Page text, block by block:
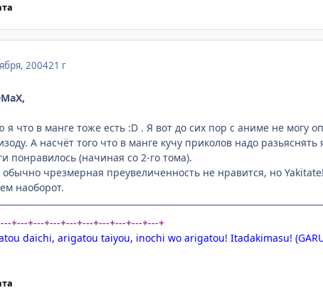
200421 г
я что в манге тоже есть :D . Я вот до сих пор с аниме не могу
А насчёт того что в манге кучу приколов надо
понравилось (начиная со 2-го тома).
чрезмерная преувеличенность не нравится, но
наоборот.
+---+---+---+---+---+---+---+---+---+
daichi, arigatou taiyou, inochi wo arigatou! Itadakimasu!